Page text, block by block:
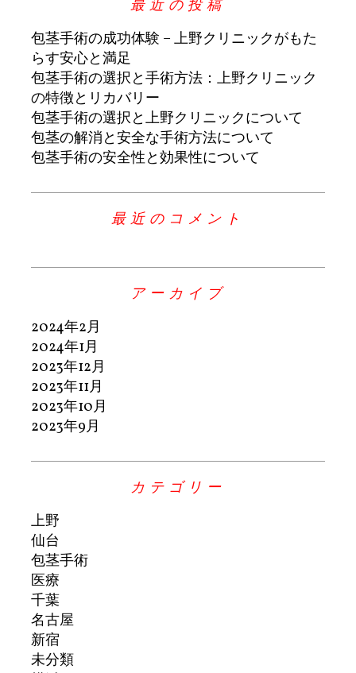
最近の投稿
包茎手術の成功体験 – 上野クリニックがもた
らす安心と満足
包茎手術の選択と手術方法：上野クリニック
の特徴とリカバリー
包茎手術の選択と上野クリニックについて
包茎の解消と安全な手術方法について
包茎手術の安全性と効果性について
最近のコメント
アーカイブ
2024年2月
2024年1月
2023年12月
2023年11月
2023年10月
2023年9月
カテゴリー
上野
仙台
包茎手術
医療
千葉
名古屋
新宿
未分類